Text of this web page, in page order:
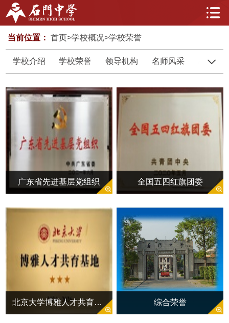
当前位置： 首页>学校概况>学校荣誉
学校介绍 学校荣誉 领导机构 名师风采 校园风
广东省先进基层党组织 全国五四红旗团委
北京大学博雅人才共育三星级基地（佛山唯一） 综合荣誉